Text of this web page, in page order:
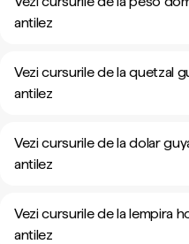
antilez
Vezi cursurile de la quetzal
antilez
Vezi cursurile de la dolar
antilez
Vezi cursurile de la lempira
antilez